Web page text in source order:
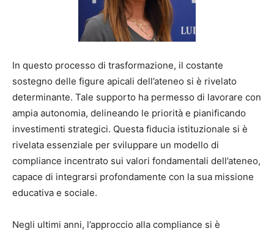
In questo processo di trasformazione, il costante
sostegno delle figure apicali dell’ateneo si è rivelato
determinante. Tale supporto ha permesso di lavorare con
ampia autonomia, delineando le priorità e pianificando
investimenti strategici. Questa fiducia istituzionale si è
rivelata essenziale per sviluppare un modello di
compliance incentrato sui valori fondamentali dell’ateneo,
capace di integrarsi profondamente con la sua missione
educativa e sociale.
Negli ultimi anni, l’approccio alla compliance si è